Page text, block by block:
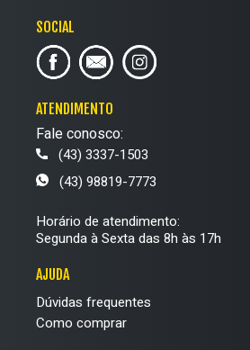
SOCIAL
ATENDIMENTO
Fale conosco:
(43) 3337-1503
(43) 98819-7773
Horário de atendimento:
Segunda à Sexta das 8h às 17h
AJUDA
Dúvidas frequentes
Como comprar